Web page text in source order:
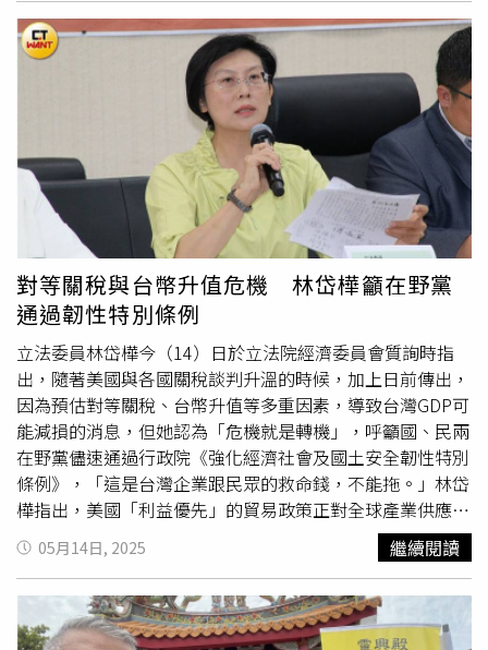
千島海溝，所釋放的能量相當於8000顆原子彈。他指出，
目前已觀測到規模6.9與6.3的餘震，未來不排除仍有規模7
以上餘震發生的可能。至於台灣是否會受到波及，郭鎧紋分
析，雖然日本與俄羅斯都已發布海嘯警報，但根據目前海嘯
波移動方向初步研判，主波向東南方擴散，而台灣位於震央
西南方，預估應無明顯影響。郭鎧紋進一步指出，這次地震
也標誌著地球第六長的地震平靜期正式結束。他表示，自
2021年以來，全球尚未出現規模8以上地震，直至本次事件
為止，已歷時近三年。這也象徵地震活動將邁入新一波活躍
期。他同時提出三項預警指標，分別為：「規模7地震先行
發生」、「南北極區出現異常地震活動」以及「一個月內全
球規模6地震超過13起」。根據觀測，7月20日堪察加半島
已發生規模7.4地震，且截至昨日，全球已有18起規模6地
震，均符合上述預測條件。郭鎧紋提醒，進入 地震活躍期
後，未來數月全球可能頻繁出現規模8以上地震，民眾應提
高警覺，並做好地震防災準備。
對等關稅與台幣升值危機 林岱樺籲在野黨
通過韌性特別條例
立法委員林岱樺今（14）日於立法院經濟委員會質詢時指
出，隨著美國與各國關稅談判升溫的時候，加上日前傳出，
因為預估對等關稅、台幣升值等多重因素，導致台灣GDP可
能減損的消息，但她認為「危機就是轉機」，呼籲國、民兩
在野黨儘速通過行政院《強化經濟社會及國土安全韌性特別
條例》，「這是台灣企業跟民眾的救命錢，不能拖。」林岱
樺指出，美國「利益優先」的貿易政策正對全球產業供應鏈
造成結構性衝擊，台灣在出口疲軟、產業重組與資金緊縮的
三重壓力下，需即刻啟動系統性改革。特別預算的四大方向
──擴大基礎建設、支持產業升級、強化抗災韌性及維持生
活安全──正是穩定台灣經濟與社會的關鍵。林岱樺強調，
近期台幣急升已重創金屬加工與工具機等出口導向產業，加
05月14日, 2025 繼續閱讀